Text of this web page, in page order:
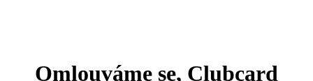
Omlouváme se, Clubcard